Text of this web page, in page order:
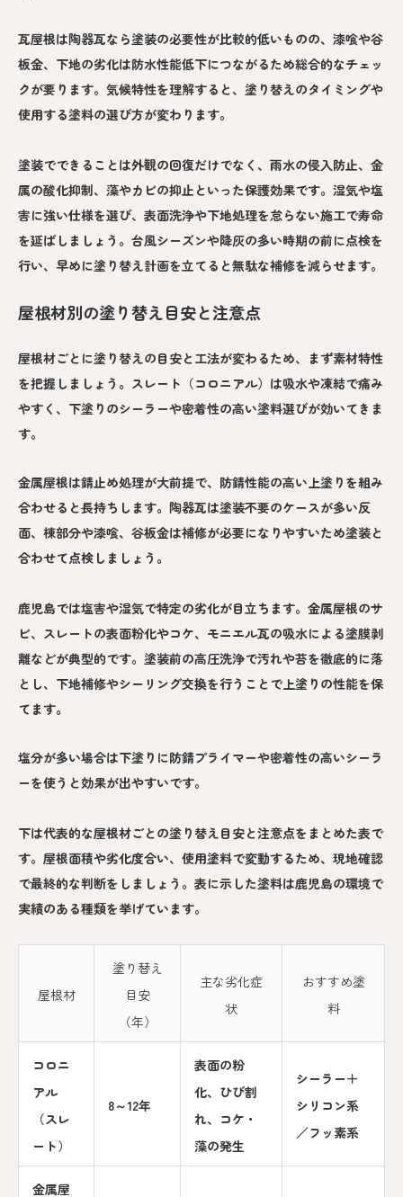
瓦屋根は陶器瓦なら塗装の必要性が比較的低いものの、漆喰や谷
板金、下地の劣化は防水性能低下につながるため総合的なチェッ
クが要ります。気候特性を理解すると、塗り替えのタイミングや
使用する塗料の選び方が変わります。
塗装でできることは外観の回復だけでなく、雨水の侵入防止、金
属の酸化抑制、藻やカビの抑止といった保護効果です。湿気や塩
害に強い仕様を選び、表面洗浄や下地処理を怠らない施工で寿命
を延ばしましょう。台風シーズンや降灰の多い時期の前に点検を
行い、早めに塗り替え計画を立てると無駄な補修を減らせます。
屋根材別の塗り替え目安と注意点
屋根材ごとに塗り替えの目安と工法が変わるため、まず素材特性
を把握しましょう。スレート（コロニアル）は吸水や凍結で痛み
やすく、下塗りのシーラーや密着性の高い塗料選びが効いてきま
す。
金属屋根は錆止め処理が大前提で、防錆性能の高い上塗りを組み
合わせると長持ちします。陶器瓦は塗装不要のケースが多い反
面、棟部分や漆喰、谷板金は補修が必要になりやすいため塗装と
合わせて点検しましょう。
鹿児島では塩害や湿気で特定の劣化が目立ちます。金属屋根のサ
ビ、スレートの表面粉化やコケ、モニエル瓦の吸水による塗膜剥
離などが典型的です。塗装前の高圧洗浄で汚れや苔を徹底的に落
とし、下地補修やシーリング交換を行うことで上塗りの性能を保
てます。
塩分が多い場合は下塗りに防錆プライマーや密着性の高いシーラ
ーを使うと効果が出やすいです。
下は代表的な屋根材ごとの塗り替え目安と注意点をまとめた表で
す。屋根面積や劣化度合い、使用塗料で変動するため、現地確認
で最終的な判断をしましょう。表に示した塗料は鹿児島の環境で
実績のある種類を挙げています。
屋根材
塗り替え
目安
（年）
主な劣化症
状
おすすめ塗
料
コロニ
アル
（スレ
ート）
8～12年
表面の粉
化、ひび割
れ、コケ・
藻の発生
シーラー＋
シリコン系
／フッ素系
金属屋